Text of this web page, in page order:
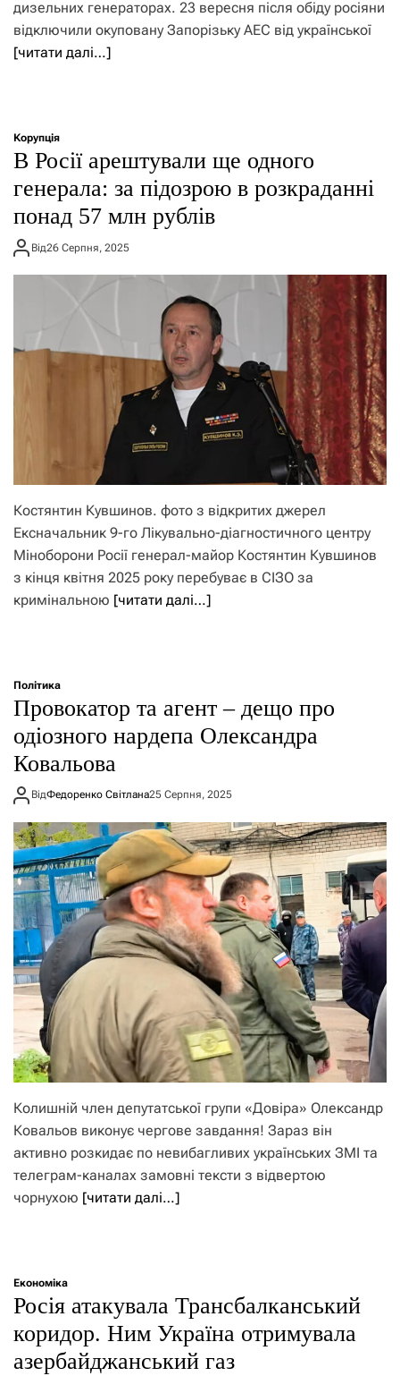
дизельних генераторах. 23 вересня після обіду росіяни
відключили окуповану Запорізьку АЕС від української
[читати далі…]
Корупція
В Росії арештували ще одного
генерала: за підозрою в розкраданні
понад 57 млн рублів
Від26 Серпня, 2025
Костянтин Кувшинов. фото з відкритих джерел
Ексначальник 9-го Лікувально-діагностичного центру
Міноборони Росії генерал-майор Костянтин Кувшинов
з кінця квітня 2025 року перебуває в СІЗО за
кримінальною [читати далі…]
Політика
Провокатор та агент – дещо про
одіозного нардепа Олександра
Ковальова
ВідФедоренко Світлана25 Серпня, 2025
Колишній член депутатської групи «Довіра» Олександр
Ковальов виконує чергове завдання! Зараз він
активно розкидає по невибагливих українських ЗМІ та
телеграм-каналах замовні тексти з відвертою
чорнухою [читати далі…]
Економіка
Росія атакувала Трансбалканський
коридор. Ним Україна отримувала
азербайджанський газ